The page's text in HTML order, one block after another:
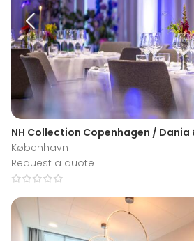
NH Collection Copenhagen / Dania
København
Request a quote